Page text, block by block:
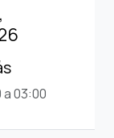
03:00